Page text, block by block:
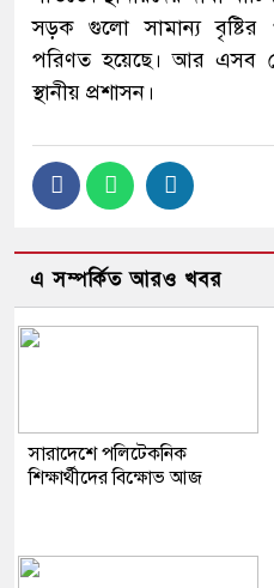
সড়ক গুলো সামান্য বৃষ্টির
পরিণত হয়েছে। আর এসব
স্থানীয় প্রশাসন।
এ সম্পর্কিত আরও খবর
সারাদেশে পলিটেকনিক
শিক্ষার্থীদের বিক্ষোভ আজ